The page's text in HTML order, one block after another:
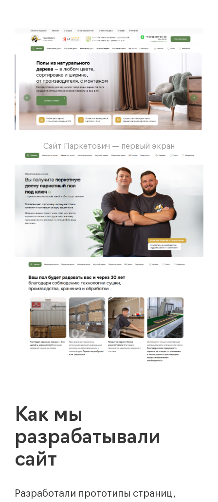
Сайт Паркетович — первый экран
Как мы
разрабатывали
сайт
Разработали прототипы страниц,